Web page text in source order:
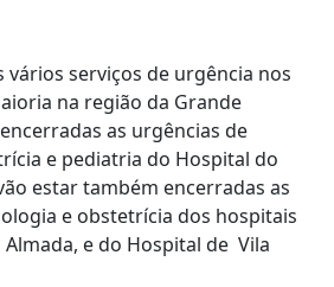
vários serviços de urgência nos
na região da Grande
as urgências de
e pediatria do Hospital do
estar também encerradas as
e obstetrícia dos hospitais
e do Hospital de Vila